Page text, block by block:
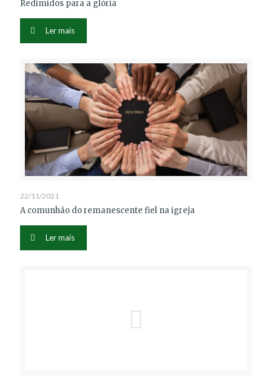
Redimidos para a glória
Ler mais
22/11/2021
A comunhão do remanescente fiel na igreja
Ler mais